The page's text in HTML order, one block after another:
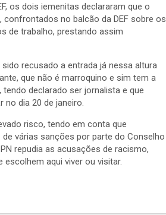
os dois iemenitas declararam que o
no balcão da DEF sobre os
de trabalho, prestando assim
recusado a entrada já nessa altura
que não é marroquino e sim tem a
declarado ser jornalista e que
no dia 20 de janeiro.
risco, tendo em conta que
várias sanções por parte do Conselho
repudia as acusações de racismo,
aqui viver ou visitar.